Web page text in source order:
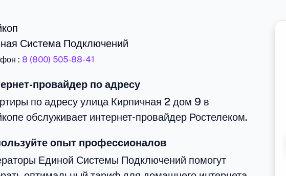
Система Подключений
: 8 (800) 505-88-41
провайдер по адресу
по адресу улица Кирпичная 2 дом 9 в
обслуживает интернет-провайдер Ростелеком.
опыт профессионалов
Единой Системы Подключений помогут